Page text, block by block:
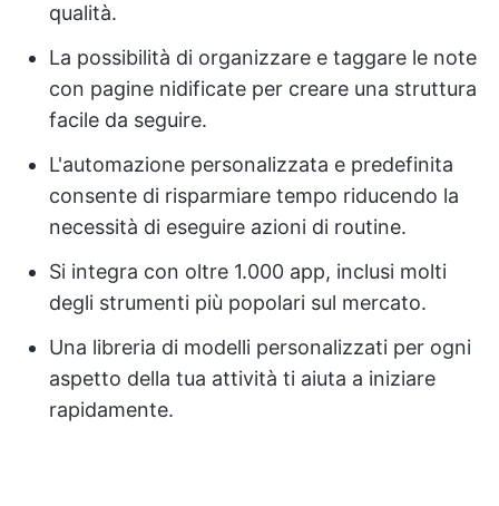
qualità.
La possibilità di organizzare e taggare le note
con pagine nidificate per creare una struttura
facile da seguire.
L'automazione personalizzata e predefinita
consente di risparmiare tempo riducendo la
necessità di eseguire azioni di routine.
Si integra con oltre 1.000 app, inclusi molti
degli strumenti più popolari sul mercato.
Una libreria di modelli personalizzati per ogni
aspetto della tua attività ti aiuta a iniziare
rapidamente.